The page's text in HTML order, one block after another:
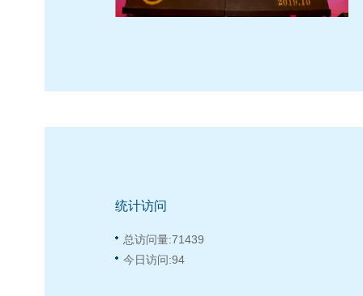
统计访问
总访问量:71439
今日访问:94